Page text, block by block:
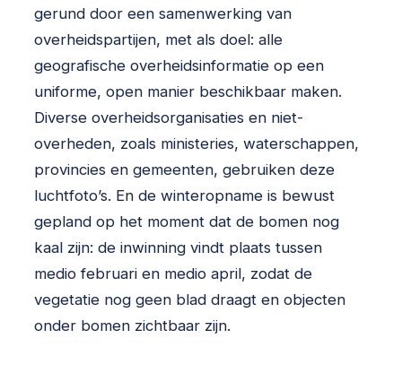
gerund door een samenwerking van
overheidspartijen, met als doel: alle
geografische overheidsinformatie op een
uniforme, open manier beschikbaar maken.
Diverse overheidsorganisaties en niet-
overheden, zoals ministeries, waterschappen,
provincies en gemeenten, gebruiken deze
luchtfoto’s. En de winteropname is bewust
gepland op het moment dat de bomen nog
kaal zijn: de inwinning vindt plaats tussen
medio februari en medio april, zodat de
vegetatie nog geen blad draagt en objecten
onder bomen zichtbaar zijn.